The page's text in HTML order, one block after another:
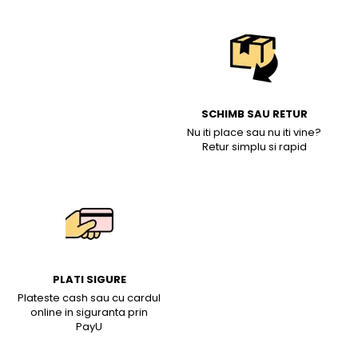
SCHIMB SAU RETUR
Nu iti place sau nu iti vine?
Retur simplu si rapid
PLATI SIGURE
Plateste cash sau cu cardul
online in siguranta prin
PayU